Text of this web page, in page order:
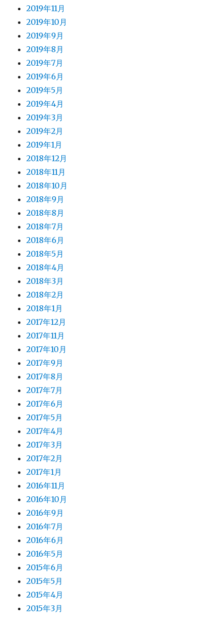
2019年11月
2019年10月
2019年9月
2019年8月
2019年7月
2019年6月
2019年5月
2019年4月
2019年3月
2019年2月
2019年1月
2018年12月
2018年11月
2018年10月
2018年9月
2018年8月
2018年7月
2018年6月
2018年5月
2018年4月
2018年3月
2018年2月
2018年1月
2017年12月
2017年11月
2017年10月
2017年9月
2017年8月
2017年7月
2017年6月
2017年5月
2017年4月
2017年3月
2017年2月
2017年1月
2016年11月
2016年10月
2016年9月
2016年7月
2016年6月
2016年5月
2015年6月
2015年5月
2015年4月
2015年3月